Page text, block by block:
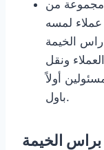
مجموعة من
عملاء لمسه
الخيمة
ونقل
أولاً
باول.
الخيمة